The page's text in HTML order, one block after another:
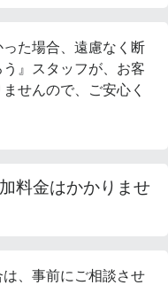
た場合、遠慮なく断
』スタッフが、お客
せんので、ご安心く
料金はかかりませ
、事前にご相談させ